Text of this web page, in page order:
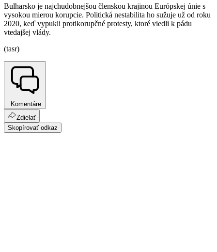
Bulharsko je najchudobnejšou členskou krajinou Európskej únie s
vysokou mierou korupcie. Politická nestabilita ho sužuje už od roku
2020, keď vypukli protikorupčné protesty, ktoré viedli k pádu
vtedajšej vlády.
(tasr)
Komentáre
Zdielať
Skopírovať odkaz